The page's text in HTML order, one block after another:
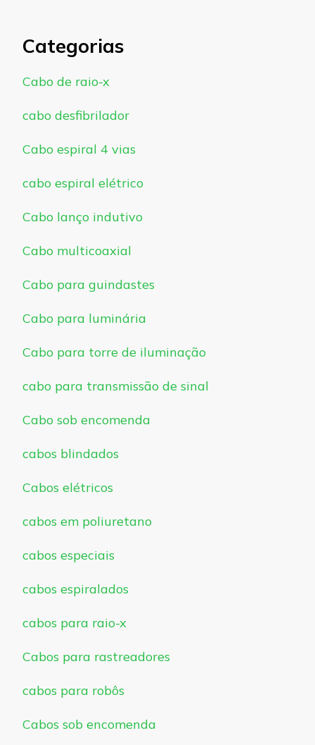
Categorias
Cabo de raio-x
cabo desfibrilador
Cabo espiral 4 vias
cabo espiral elétrico
Cabo lanço indutivo
Cabo multicoaxial
Cabo para guindastes
Cabo para luminária
Cabo para torre de iluminação
cabo para transmissão de sinal
Cabo sob encomenda
cabos blindados
Cabos elétricos
cabos em poliuretano
cabos especiais
cabos espiralados
cabos para raio-x
Cabos para rastreadores
cabos para robôs
Cabos sob encomenda